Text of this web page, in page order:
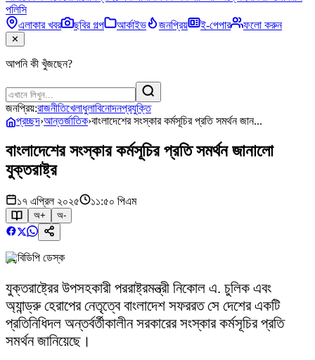
পলিসি
এলাকার খবর
ছবির গল্প আর্কাইভ জনপ্রিয় ই-পেপার ফলো করুন
✕
আপনি কী খুঁজছেন?
জনপ্রিয়:রাজনীতিখেলাধুলাবিনোদনপ্রযুক্তি
প্রচ্ছদ›আন্তর্জাতিক›বাংলাদেশের সংস্কার কর্মসূচির প্রতি সমর্থন জান...
বাংলাদেশের সংস্কার কর্মসূচির প্রতি সমর্থন জানালো
যুক্তরাষ্ট্র
১৭ এপ্রিল ২০২৫ ১১:৫০ পিএম
অ+ অ-
বিডিপি ডেস্ক
যুক্তরাষ্ট্রের উপসহকারী পররাষ্ট্রমন্ত্রী নিকোল এ. চুলিক এবং
অ্যান্ড্রু হেরাপের নেতৃত্বে বাংলাদেশ সফররত সে দেশের একটি
প্রতিনিধিদল অন্তর্বর্তীকালীন সরকারের সংস্কার কর্মসূচির প্রতি
সমর্থন জানিয়েছে।